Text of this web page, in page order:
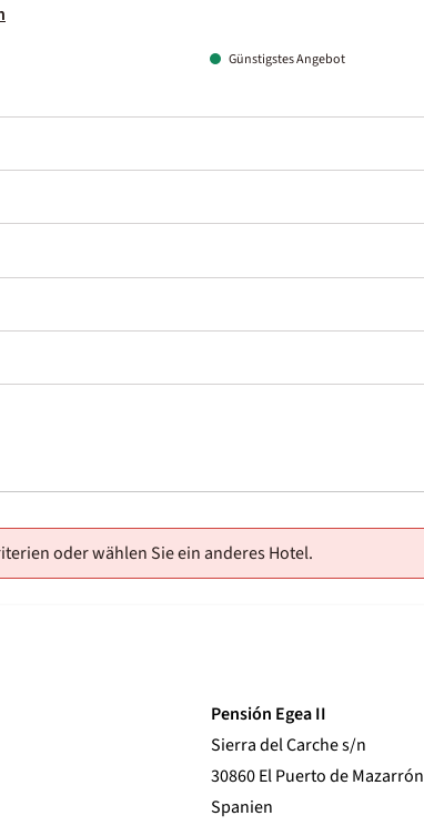
Günstigstes Angebot
oder wählen Sie ein anderes Hotel.
Pensión Egea II
Sierra del Carche s/n
30860 El Puerto de Mazarrón
Spanien